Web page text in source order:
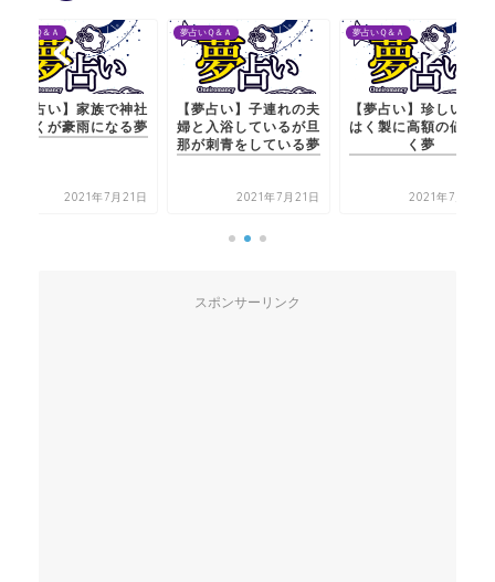
夢占いＱ＆Ａ
【夢占い】子連れの夫
婦と入浴しているが旦
那が刺青をしている夢
2021年7月21日
夢占いＱ＆Ａ
【夢占い】珍しい魚の
はく製に高額の値がつ
く夢
2021年7月21日
夢占いＱ＆Ａ
【夢占い】家
に行くが豪雨
2021
スポンサーリンク